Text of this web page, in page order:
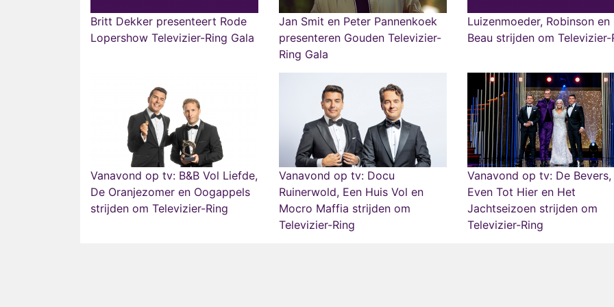
Britt Dekker presenteert Rode
Lopershow Televizier-Ring Gala
Jan Smit en Peter Pannenkoek
presenteren Gouden Televizier-
Ring Gala
Luizenmoeder, Robinson en
Beau strijden om Televizier-
Vanavond op tv: B&B Vol Liefde,
De Oranjezomer en Oogappels
strijden om Televizier-Ring
Vanavond op tv: Docu
Ruinerwold, Een Huis Vol en
Mocro Maffia strijden om
Televizier-Ring
Vanavond op tv: De Bevers,
Even Tot Hier en Het
Jachtseizoen strijden om
Televizier-Ring